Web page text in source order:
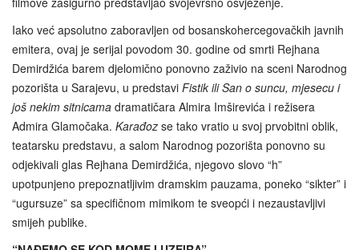
Iako već apsolutno zaboravljen od bosanskohercegovačkih javnih
emitera, ovaj je serijal povodom 30. godine od smrti Rejhana
Demirdžića barem djelomično ponovno zaživio na sceni Narodnog
pozorišta u Sarajevu, u predstavi Fistik ili San o suncu, mjesecu i
još nekim sitnicama dramatičara Almira Imširevića i režisera
Admira Glamočaka. Karađoz se tako vratio u svoj prvobitni oblik,
teatarsku predstavu, a salom Narodnog pozorišta ponovno su
odjekivali glas Rejhana Demirdžića, njegovo slovo “h”
upotpunjeno prepoznatljivim dramskim pauzama, poneko “sikter” i
“ugursuze” sa specifičnom mimikom te sveopći i nezaustavljivi
smijeh publike.